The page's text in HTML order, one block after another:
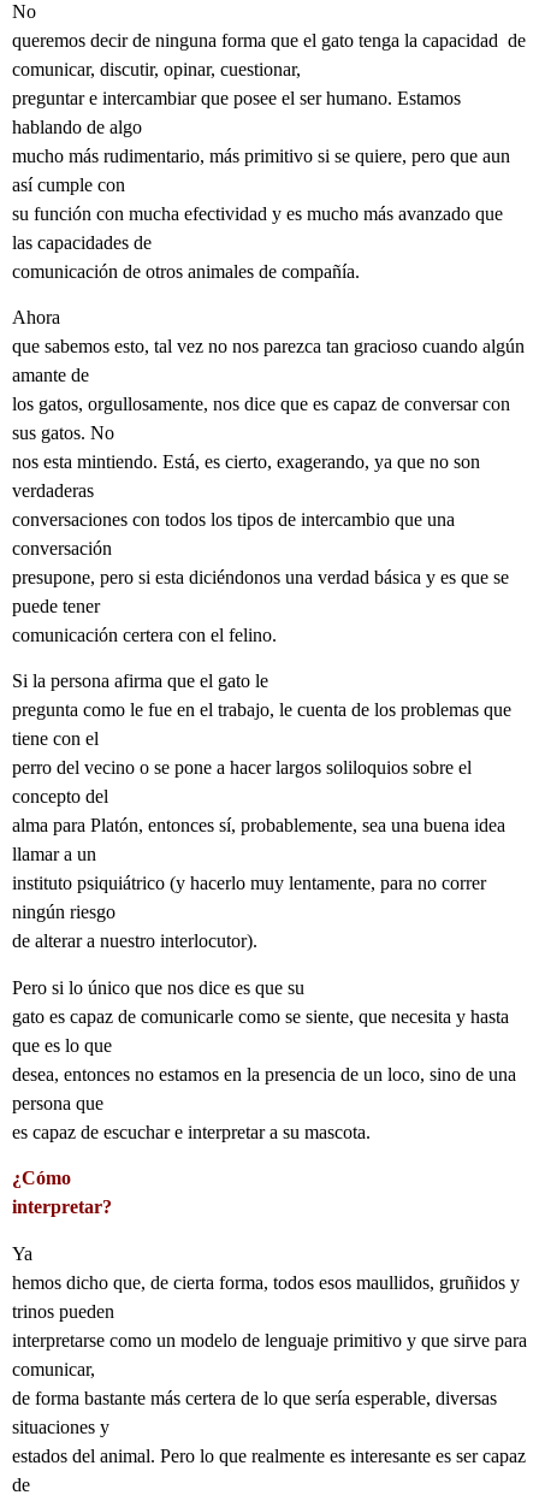
No
queremos decir de ninguna forma que el gato tenga la capacidad de
comunicar, discutir, opinar, cuestionar,
preguntar e intercambiar que posee el ser humano. Estamos
hablando de algo
mucho más rudimentario, más primitivo si se quiere, pero que aun
así cumple con
su función con mucha efectividad y es mucho más avanzado que
las capacidades de
comunicación de otros animales de compañía.
Ahora
que sabemos esto, tal vez no nos parezca tan gracioso cuando algún
amante de
los gatos, orgullosamente, nos dice que es capaz de conversar con
sus gatos. No
nos esta mintiendo. Está, es cierto, exagerando, ya que no son
verdaderas
conversaciones con todos los tipos de intercambio que una
conversación
presupone, pero si esta diciéndonos una verdad básica y es que se
puede tener
comunicación certera con el felino.
Si la persona afirma que el gato le
pregunta como le fue en el trabajo, le cuenta de los problemas que
tiene con el
perro del vecino o se pone a hacer largos soliloquios sobre el
concepto del
alma para Platón, entonces sí, probablemente, sea una buena idea
llamar a un
instituto psiquiátrico (y hacerlo muy lentamente, para no correr
ningún riesgo
de alterar a nuestro interlocutor).
Pero si lo único que nos dice es que su
gato es capaz de comunicarle como se siente, que necesita y hasta
que es lo que
desea, entonces no estamos en la presencia de un loco, sino de una
persona que
es capaz de escuchar e interpretar a su mascota.
¿Cómo
interpretar?
Ya
hemos dicho que, de cierta forma, todos esos maullidos, gruñidos y
trinos pueden
interpretarse como un modelo de lenguaje primitivo y que sirve para
comunicar,
de forma bastante más certera de lo que sería esperable, diversas
situaciones y
estados del animal. Pero lo que realmente es interesante es ser capaz
de